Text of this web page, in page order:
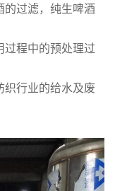
的过滤，纯生啤酒
过程中的预处理过
织行业的给水及废